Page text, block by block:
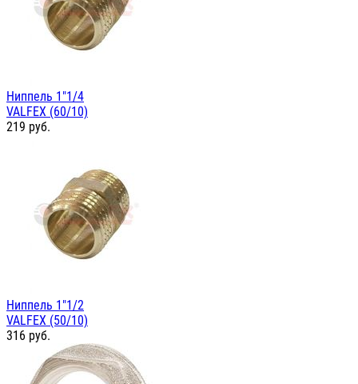
Ниппель 1"1/4
VALFEX (60/10)
219 руб.
Ниппель 1"1/2
VALFEX (50/10)
316 руб.